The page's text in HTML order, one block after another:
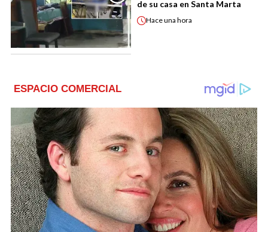
de su casa en Santa Marta
Haceuna hora